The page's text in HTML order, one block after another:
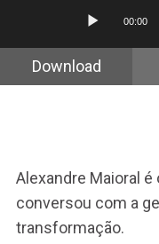
Tocador
áudio
00:00
Download
Alexandre Maioral é
conversou com a
transformação.